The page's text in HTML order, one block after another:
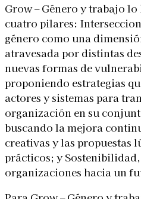
Grow – Género y trabajo
cuatro pilares:
género como una
atravesada por distintas
nuevas formas de
proponiendo estrategias
actores y sistemas para
organización en su
buscando la mejora
creativas y las propuestas
prácticos; y
organizaciones hacia un